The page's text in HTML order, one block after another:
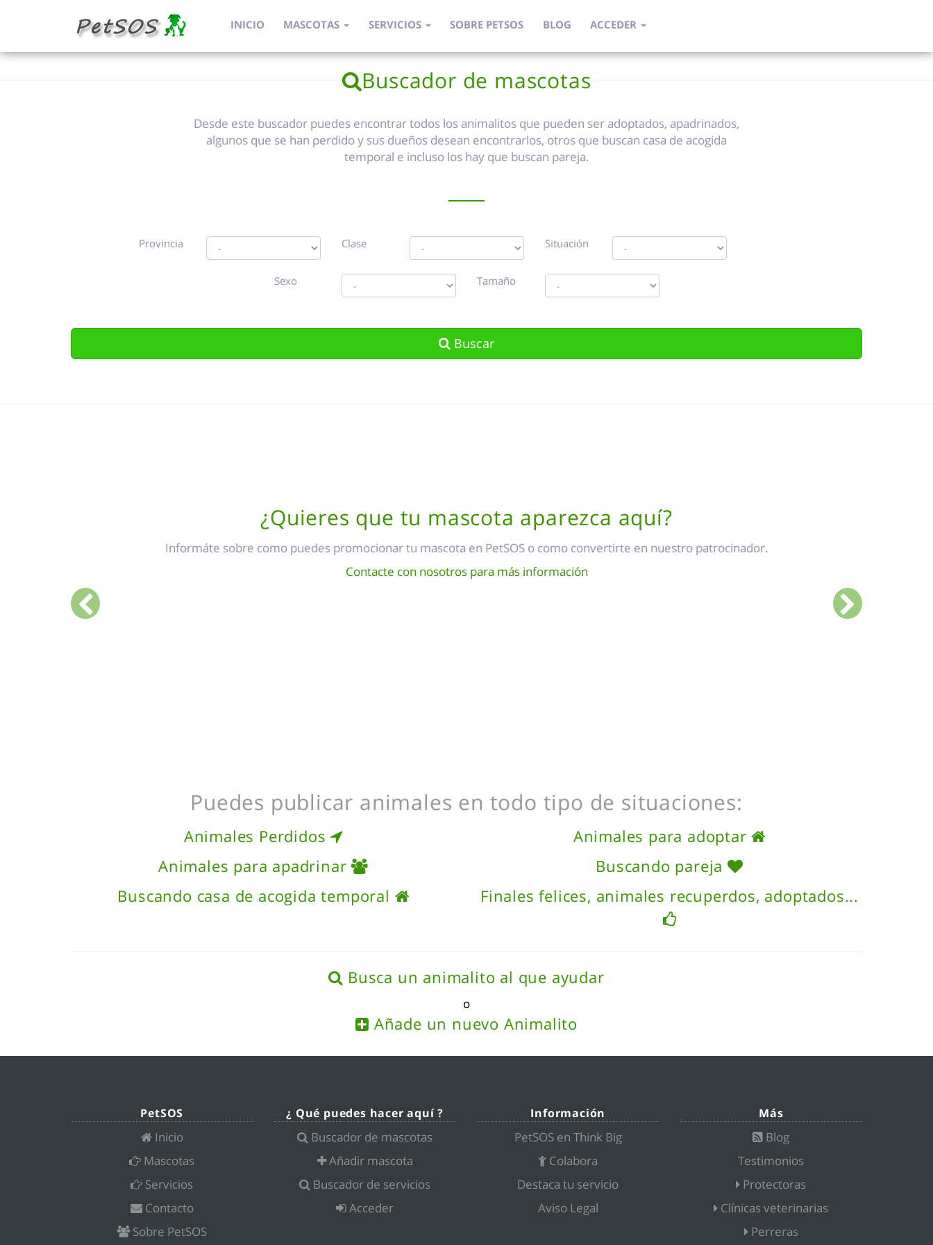
INICIO MASCOTAS SERVICIOS SOBRE PETSOS BLOG ACCEDER
Buscador de mascotas
Desde este buscador puedes encontrar todos los animalitos que pueden ser adoptados, apadrinados,
algunos que se han perdido y sus dueños desean encontrarlos, otros que buscan casa de acogida
temporal e incluso los hay que buscan pareja.
Provincia Clase Situación
Sexo Tamaño
Buscar
¿Quieres que tu mascota aparezca aquí?
Informáte sobre como puedes promocionar tu mascota en PetSOS o como convertirte en nuestro patrocinador.
Contacte con nosotros para más información
Puedes publicar animales en todo tipo de situaciones:
Animales Perdidos
Animales para apadrinar
Buscando casa de acogida temporal
Animales para adoptar
Buscando pareja
Finales felices, animales recuperdos, adoptados...
Busca un animalito al que ayudar
o
Añade un nuevo Animalito
PetSOS
Inicio
Mascotas
Servicios
Contacto
Sobre PetSOS
¿ Qué puedes hacer aquí ?
Buscador de mascotas
Añadir mascota
Buscador de servicios
Acceder
Información
PetSOS en Think Big
Colabora
Destaca tu servicio
Aviso Legal
Más
Blog
Testimonios
Protectoras
Clínicas veterinarias
Perreras